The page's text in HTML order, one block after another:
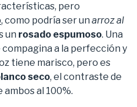
pero
, como podría ser un arroz al
un rosado espumoso. Una
a la perfección y
tiene marisco, pero es
seco, el contraste de
al 100%.